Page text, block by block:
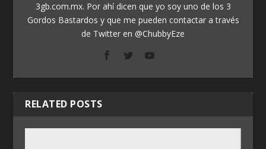
3gb.com.mx. Por ahí dicen que yo soy uno de los 3
Gordos Bastardos y que me pueden contactar a través
de Twitter en @ChubbyEze
RELATED POSTS